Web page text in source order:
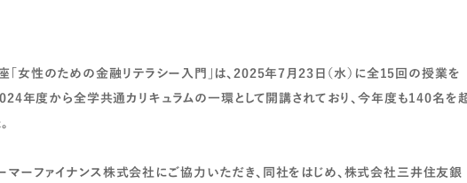
女性のための金融リテラシー入門」は、2025年7月23日（水）に全15回の授業を
年度から全学共通カリキュラムの一環として開講されており、今年度も140名を
マーファイナンス株式会社にご協力いただき、同社をはじめ、株式会社三井住友銀